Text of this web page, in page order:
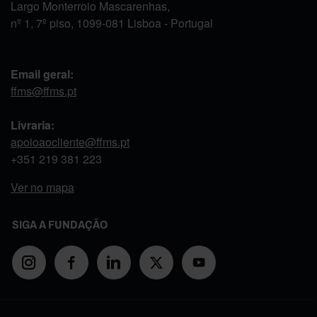
Largo Monterroio Mascarenhas,
nº 1, 7º piso, 1099-081 Lisboa - Portugal
Email geral:
ffms@ffms.pt
Livraria:
apoioaocliente@ffms.pt
+351 219 381 223
Ver no mapa
SIGA A FUNDAÇÃO